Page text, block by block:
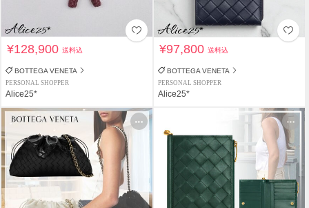
¥128,900送料込
BOTTEGA VENETA
PERSONAL SHOPPER
Alice25*
¥97,800送料込
BOTTEGA VENETA
PERSONAL SHOPPER
Alice25*